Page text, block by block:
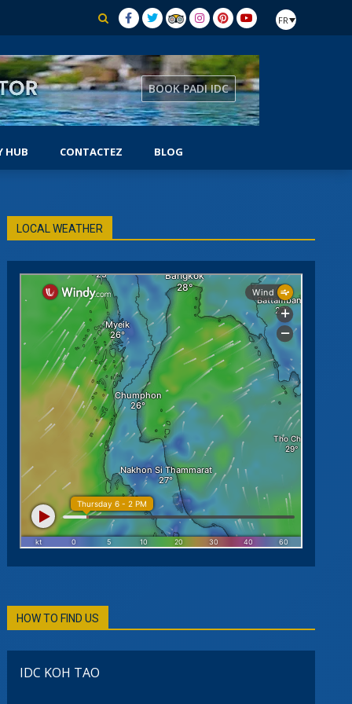
FR
BOOK PADI IDC
À
PLONGEUR DE RECHERCHE ET DE
RÉCUPÉRATION
PLONGEUR SIDEMOUNT
NAVIGATEUR SOUS-MARIN
HUB CONTACTEZ BLOG
LOCAL WEATHER
HOW TO FIND US
IDC KOH TAO